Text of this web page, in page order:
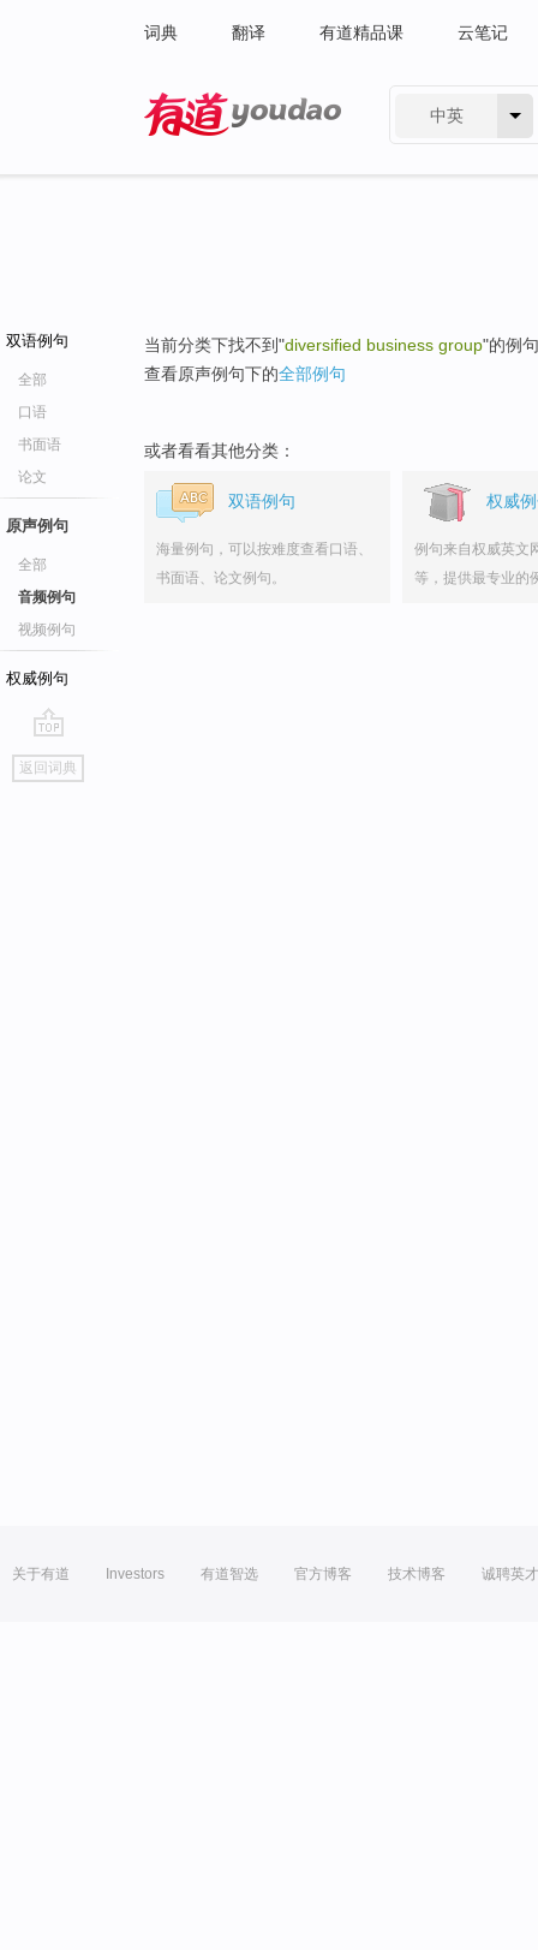
词典 翻译 有道精品课 云笔记
中英
双语例句
全部
口语
书面语
论文
原声例句
全部
音频例句
视频例句
权威例句
go
top
返回词典
当前分类下找不到"diversified business group"的例
查看原声例句下的全部例句
或者看看其他分类：
双语例句
海量例句，可以按难度查看口语、
书面语、论文例句。
权威
例句来自权威英文
等，提供最专业的
关于有道 Investors 有道智选 官方博客 技术博客 诚聘英才